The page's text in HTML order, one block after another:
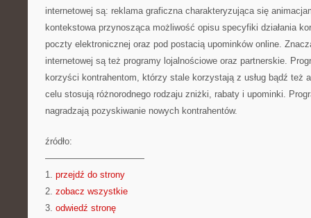
internetowej są: reklama graficzna charakteryzująca się
kontekstowa przynosząca możliwość opisu specyfiki działania
poczty elektronicznej oraz pod postacią upominków online.
internetowej są też programy lojalnościowe oraz partnerskie.
korzyści kontrahentom, którzy stale korzystają z usług bądź też
celu stosują różnorodnego rodzaju zniżki, rabaty i upominki.
nagradzają pozyskiwanie nowych kontrahentów.
źródło:
———————————
1. przejdź do strony
2. zobacz wszystkie
3. odwiedź stronę